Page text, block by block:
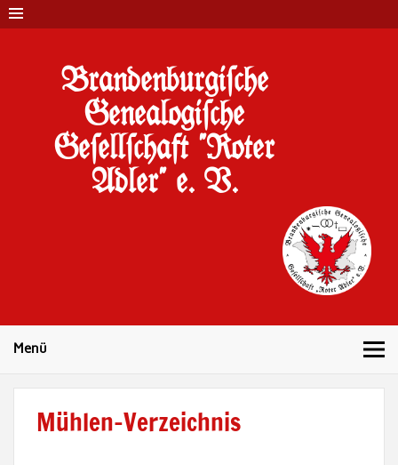
Brandenburgi#che
Genealogi#che
Ge#ell#chaft "Roter
Adler" e. V.
Menü
Mühlen-Verzeichnis